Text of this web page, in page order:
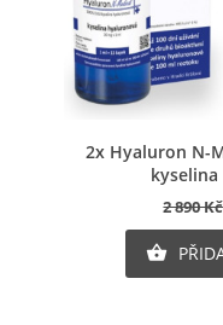
2x Hyaluron N-
2 890 Kč
